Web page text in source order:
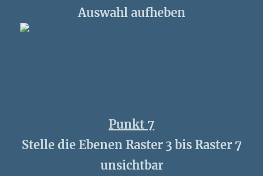
Auswahl aufheben
Punkt 7
Stelle die Ebenen Raster 3 bis Raster 7
unsichtbar